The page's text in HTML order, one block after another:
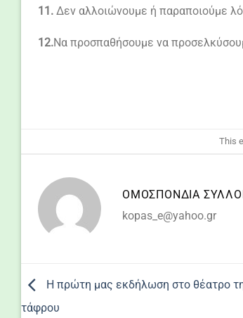
11. Δεν αλλοιώνουμε ή παραποιούμε
12.Να προσπαθήσουμε να
This
ΟΜΟΣΠΟΝΔΙΑ
kopas_e@yahoo.gr
Η πρώτη μας εκδήλωση στο θέατρο
τάφρου